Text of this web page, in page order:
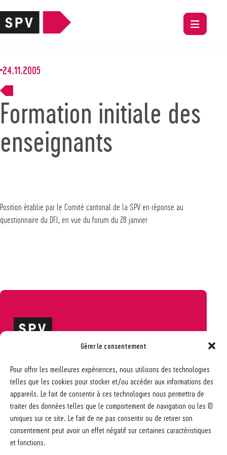
Gérer le consentement
Pour offrir les meilleures expériences, nous utilisons des technologies
telles que les cookies pour stocker et/ou accéder aux informations des
appareils. Le fait de consentir à ces technologies nous permettra de
traiter des données telles que le comportement de navigation ou les ID
uniques sur ce site. Le fait de ne pas consentir ou de retirer son
consentement peut avoir un effet négatif sur certaines caractéristiques
et fonctions.
24.11.2005
Formation initiale des
enseignants
Position établie par le Comité cantonal de la SPV en réponse au
questionnaire du DFJ, en vue du forum du 28 janvier
Ch. des Allinges 2
1006 Lausanne
021 617 65 59
info@spv-vd.ch
FAQ
Les associations